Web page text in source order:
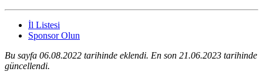
İl Listesi
Sponsor Olun
Bu sayfa 06.08.2022 tarihinde eklendi. En son 21.06.2023 tarihinde
güncellendi.